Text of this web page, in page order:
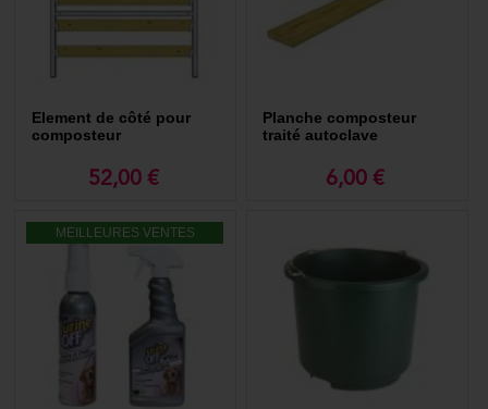
Element de côté pour
composteur
52,00 €
Planche composteur
traité autoclave
6,00 €
MEILLEURES VENTES